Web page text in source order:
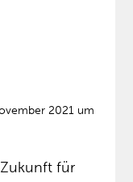
2021 um
Zukunft für